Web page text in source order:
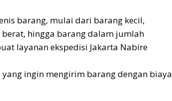
barang, mulai dari barang kecil,
hingga barang dalam jumlah
layanan ekspedisi Jakarta Nabire
ingin mengirim barang dengan biaya